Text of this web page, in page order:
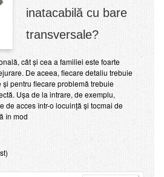
inatacabilă cu bare
transversale?
cât şi cea a familiei este foarte
De aceea, fiecare detaliu trebuie
pentru fiecare problemă trebuie
Uşa de la intrare, de exemplu,
de acces într-o locuinţă şi tocmai de
în mod